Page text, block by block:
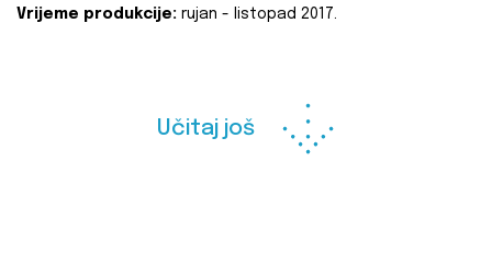
Vrijeme produkcije: rujan - listopad 2017.
Učitaj još